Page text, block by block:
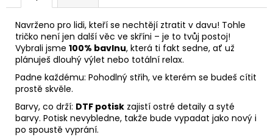
Navrženo pro lidi, kteří se nechtějí ztratit v davu! Tohle
tričko není jen další věc ve skříni – je to tvůj postoj!
Vybrali jsme 100% bavlnu, která ti fakt sedne, ať už
plánuješ dlouhý výlet nebo totální relax.
Padne každému: Pohodlný střih, ve kterém se budeš cítit
prostě skvěle.
Barvy, co drží: DTF potisk zajistí ostré detaily a syté
barvy. Potisk nevybledne, takže bude vypadat jako nový i
po spoustě vyprání.